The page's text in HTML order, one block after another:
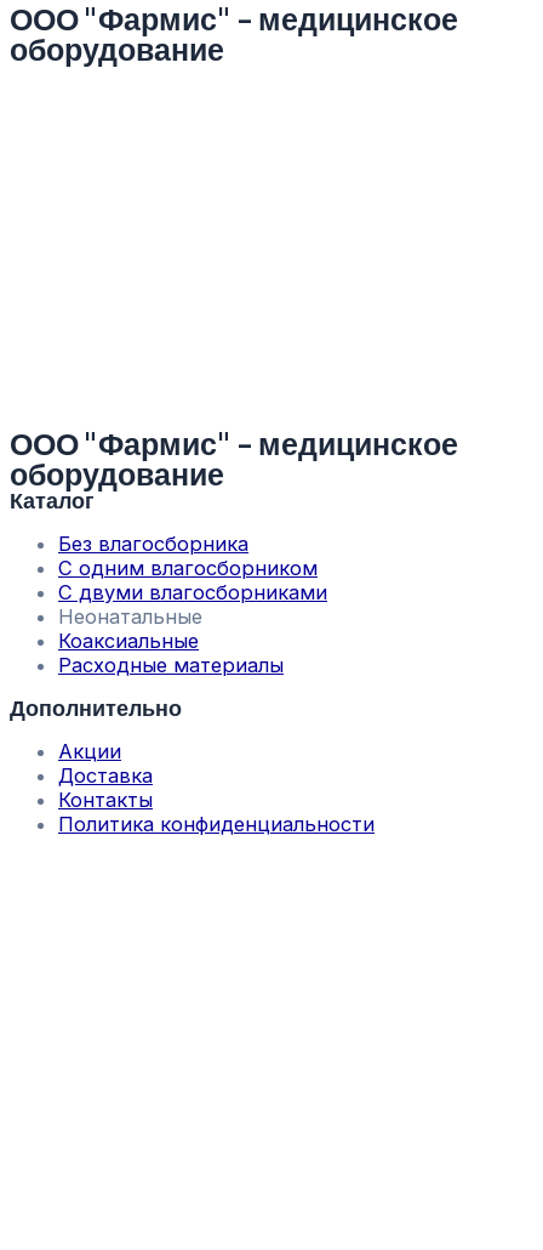
ООО "Фармис" - медицинское
оборудование
ООО "Фармис" - медицинское
оборудование
Каталог
Без влагосборника
С одним влагосборником
С двуми влагосборниками
Неонатальные
Коаксиальные
Расходные материалы
Дополнительно
Акции
Доставка
Контакты
Политика конфиденциальности